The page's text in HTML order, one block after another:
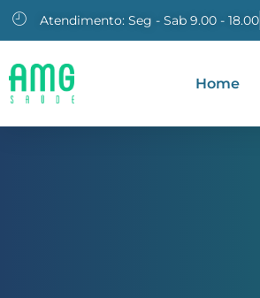
Atendimento: Seg - Sab 9.00 - 18.00
Home